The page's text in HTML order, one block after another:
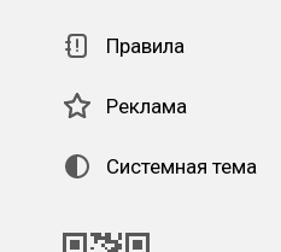
Правила
Реклама
Системная тема